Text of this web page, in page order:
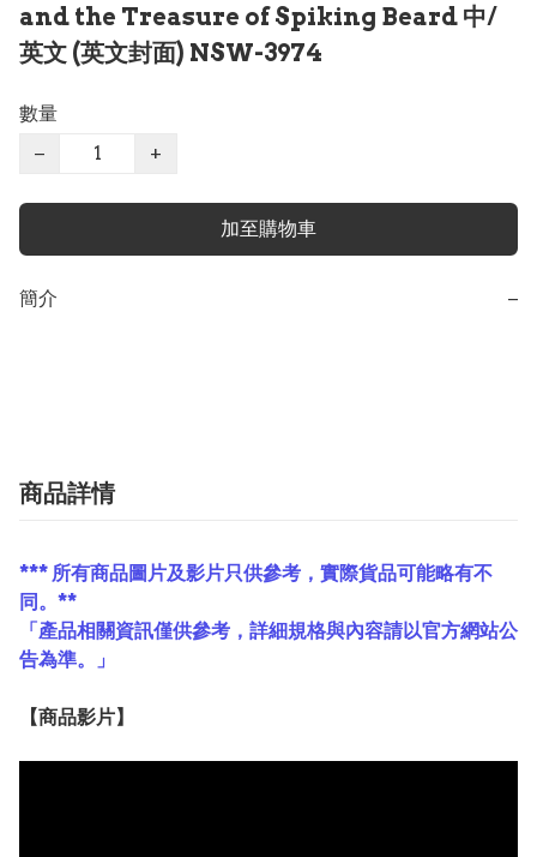
and the Treasure of Spiking Beard 中/
英文 (英文封面) NSW-3974
數量
−
+
加至購物車
簡介 −
商品詳情
*** 所有商品圖片及影片只供參考，實際貨品可能略有不
同。**
「產品相關資訊僅供參考，詳細規格與內容請以官方網站公
告為準。」
【商品影片】